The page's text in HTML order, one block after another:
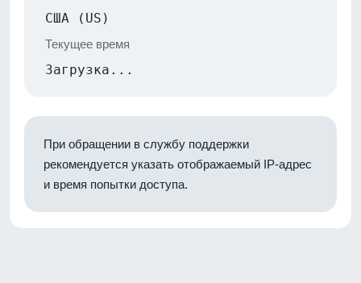
США (US)
Текущее время
Загрузка...
При обращении в службу поддержки
рекомендуется указать отображаемый IP-адрес
и время попытки доступа.